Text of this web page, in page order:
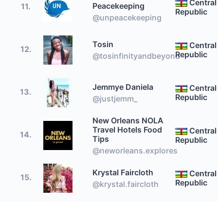
11.
Peacekeeping
@unpeacekeeping
Republic
12.
Tosin
@tosinfinityandbeyondRepublic
13.
Jemmye Daniela
@justjemm_
Republic
14.
New Orleans NOLA
Travel Hotels Food
Tips
@neworleans.explores
Republic
15.
Krystal Faircloth
@krystal.faircloth
Republic